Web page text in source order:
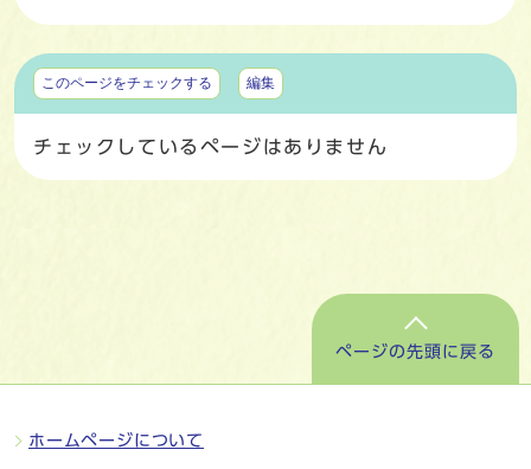
マイページ
このページをチェックする 編集
チェックしているページはありません
ページの先頭に戻る
ホームページについて